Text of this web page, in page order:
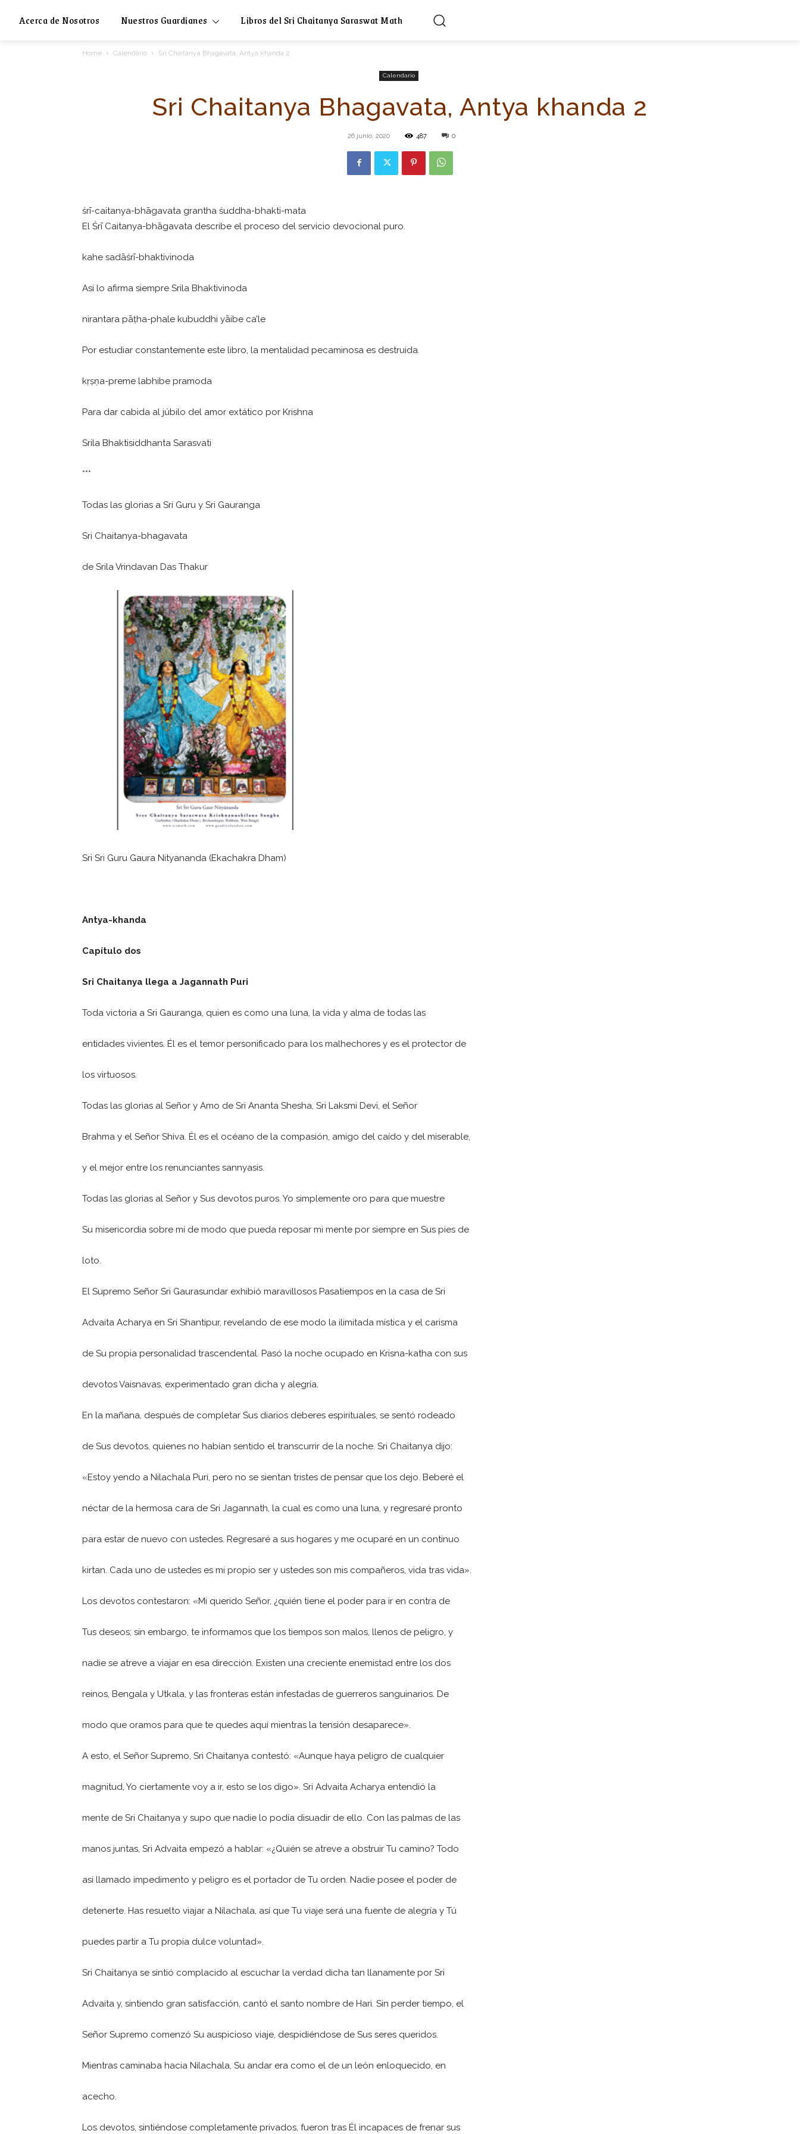
Acerca de Nosotros Nuestros Guardianes Libros del Sri Chaitanya Saraswat Math
Home Calendario Sri Chaitanya Bhagavata, Antya khanda 2
Calendario
Sri Chaitanya Bhagavata, Antya khanda 2
26 junio, 2020 487 0
śrī-caitanya-bhāgavata grantha śuddha-bhakti-mata
El Śrī Caitanya-bhāgavata describe el proceso del servicio devocional puro.
kahe sadāśrī-bhaktivinoda
Así lo afirma siempre Srila Bhaktivinoda
nirantara pāṭha-phale kubuddhi yāibe ca’le
Por estudiar constantemente este libro, la mentalidad pecaminosa es destruida.
kṛṣṇa-preme labhibe pramoda
Para dar cabida al júbilo del amor extático por Krishna
Srila Bhaktisiddhanta Sarasvati
***
Todas las glorias a Sri Guru y Sri Gauranga
Sri Chaitanya-bhagavata
de Srila Vrindavan Das Thakur
Sri Sri Guru Gaura Nityananda (Ekachakra Dham)
Antya-khanda
Capítulo dos
Sri Chaitanya llega a Jagannath Puri
Toda victoria a Sri Gauranga, quien es como una luna, la vida y alma de todas las
entidades vivientes. Él es el temor personificado para los malhechores y es el protector de
los virtuosos.
Todas las glorias al Señor y Amo de Sri Ananta Shesha, Sri Laksmi Devi, el Señor
Brahma y el Señor Shiva. Él es el océano de la compasión, amigo del caído y del miserable,
y el mejor entre los renunciantes sannyasis.
Todas las glorias al Señor y Sus devotos puros. Yo simplemente oro para que muestre
Su misericordia sobre mí de modo que pueda reposar mi mente por siempre en Sus pies de
loto.
El Supremo Señor Sri Gaurasundar exhibió maravillosos Pasatiempos en la casa de Sri
Advaita Acharya en Sri Shantipur, revelando de ese modo la ilimitada mística y el carisma
de Su propia personalidad trascendental. Pasó la noche ocupado en Krisna-katha con sus
devotos Vaisnavas, experimentado gran dicha y alegría.
En la mañana, después de completar Sus diarios deberes espirituales, se sentó rodeado
de Sus devotos, quienes no habían sentido el transcurrir de la noche. Sri Chaitanya dijo:
«Estoy yendo a Nilachala Puri, pero no se sientan tristes de pensar que los dejo. Beberé el
néctar de la hermosa cara de Sri Jagannath, la cual es como una luna, y regresaré pronto
para estar de nuevo con ustedes. Regresaré a sus hogares y me ocuparé en un continuo
kirtan. Cada uno de ustedes es mi propio ser y ustedes son mis compañeros, vida tras vida».
Los devotos contestaron: «Mi querido Señor, ¿quién tiene el poder para ir en contra de
Tus deseos; sin embargo, te informamos que los tiempos son malos, llenos de peligro, y
nadie se atreve a viajar en esa dirección. Existen una creciente enemistad entre los dos
reinos, Bengala y Utkala, y las fronteras están infestadas de guerreros sanguinarios. De
modo que oramos para que te quedes aquí mientras la tensión desaparece».
A esto, el Señor Supremo, Sri Chaitanya contestó: «Aunque haya peligro de cualquier
magnitud, Yo ciertamente voy a ir, esto se los digo». Sri Advaita Acharya entendió la
mente de Sri Chaitanya y supo que nadie lo podía disuadir de ello. Con las palmas de las
manos juntas, Sri Advaita empezó a hablar: «¿Quién se atreve a obstruir Tu camino? Todo
así llamado impedimento y peligro es el portador de Tu orden. Nadie posee el poder de
detenerte. Has resuelto viajar a Nilachala, así que Tu viaje será una fuente de alegría y Tú
puedes partir a Tu propia dulce voluntad».
Sri Chaitanya se sintió complacido al escuchar la verdad dicha tan llanamente por Sri
Advaita y, sintiendo gran satisfacción, cantó el santo nombre de Hari. Sin perder tiempo, el
Señor Supremo comenzó Su auspicioso viaje, despidiéndose de Sus seres queridos.
Mientras caminaba hacia Nilachala, Su andar era como el de un león enloquecido, en
acecho.
Los devotos, sintiéndose completamente privados, fueron tras Él incapaces de frenar sus